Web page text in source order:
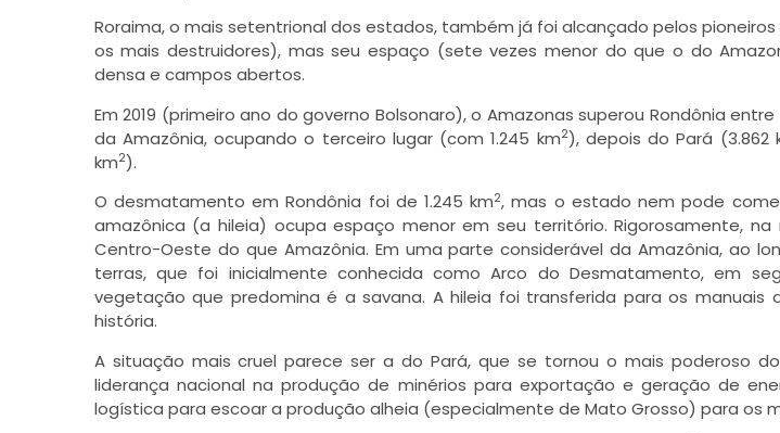
Roraima, o mais setentrional dos estados, também já foi alcançado pelos
os mais destruidores), mas seu espaço (sete vezes menor do que o do
densa e campos abertos.
Em 2019 (primeiro ano do governo Bolsonaro), o Amazonas superou Rondônia
da Amazônia, ocupando o terceiro lugar (com 1.245 km2), depois do Pará (3.862
km2).
O desmatamento em Rondônia foi de 1.245 km2, mas o estado nem pode
amazônica (a hileia) ocupa espaço menor em seu território. Rigorosamente, na
Centro-Oeste do que Amazônia. Em uma parte considerável da Amazônia, ao
terras, que foi inicialmente conhecida como Arco do Desmatamento, em
vegetação que predomina é a savana. A hileia foi transferida para os
história.
A situação mais cruel parece ser a do Pará, que se tornou o mais poderoso
liderança nacional na produção de minérios para exportação e geração de
logística para escoar a produção alheia (especialmente de Mato Grosso) para os